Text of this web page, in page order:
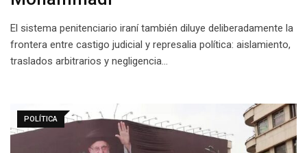
El sistema penitenciario iraní también diluye deliberadamente la
frontera entre castigo judicial y represalia política: aislamiento,
traslados arbitrarios y negligencia…
POLÍTICA